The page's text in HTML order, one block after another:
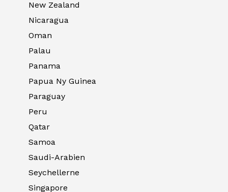
New Zealand
Nicaragua
Oman
Palau
Panama
Papua Ny Guinea
Paraguay
Peru
Qatar
Samoa
Saudi-Arabien
Seychellerne
Singapore